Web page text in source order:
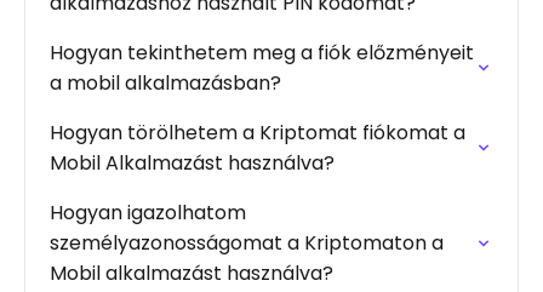
Hogyan tekinthetem meg a fiók előzményeit
a mobil alkalmazásban?
Hogyan törölhetem a Kriptomat fiókomat a
Mobil Alkalmazást használva?
Hogyan igazolhatom
személyazonosságomat a Kriptomaton a
Mobil alkalmazást használva?